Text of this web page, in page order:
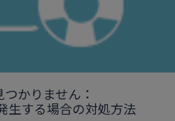
かりません：
生する場合の対処方法